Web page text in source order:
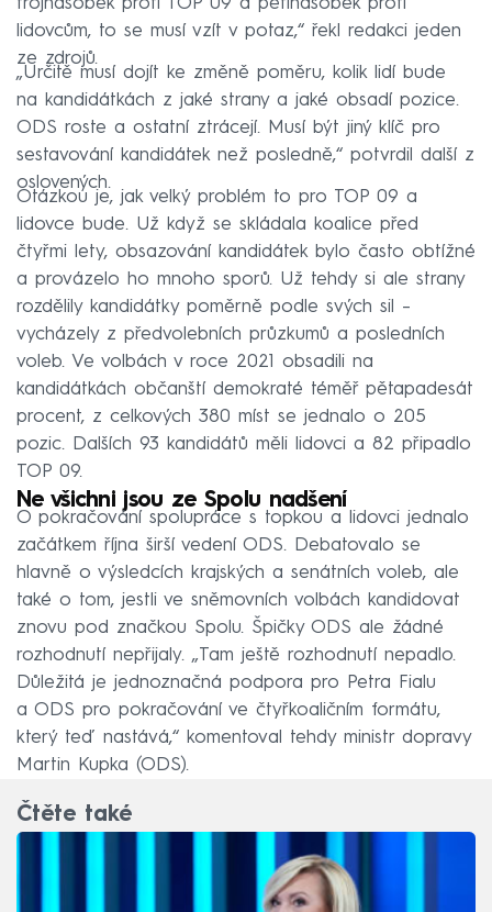
trojnásobek proti TOP 09 a pětinásobek proti
lidovcům, to se musí vzít v potaz,“ řekl redakci jeden
ze zdrojů.
„Určitě musí dojít ke změně poměru, kolik lidí bude
na kandidátkách z jaké strany a jaké obsadí pozice.
ODS roste a ostatní ztrácejí. Musí být jiný klíč pro
sestavování kandidátek než posledně,“ potvrdil další z
oslovených.
Otázkou je, jak velký problém to pro TOP 09 a
lidovce bude. Už když se skládala koalice před
čtyřmi lety, obsazování kandidátek bylo často obtížné
a provázelo ho mnoho sporů. Už tehdy si ale strany
rozdělily kandidátky poměrně podle svých sil –
vycházely z předvolebních průzkumů a posledních
voleb. Ve volbách v roce 2021 obsadili na
kandidátkách občanští demokraté téměř pětapadesát
procent, z celkových 380 míst se jednalo o 205
pozic. Dalších 93 kandidátů měli lidovci a 82 připadlo
TOP 09.
Ne všichni jsou ze Spolu nadšení
O pokračování spolupráce s topkou a lidovci jednalo
začátkem října širší vedení ODS. Debatovalo se
hlavně o výsledcích krajských a senátních voleb, ale
také o tom, jestli ve sněmovních volbách kandidovat
znovu pod značkou Spolu. Špičky ODS ale žádné
rozhodnutí nepřijaly. „Tam ještě rozhodnutí nepadlo.
Důležitá je jednoznačná podpora pro Petra Fialu
a ODS pro pokračování ve čtyřkoaličním formátu,
který teď nastává,“ komentoval tehdy ministr dopravy
Martin Kupka (ODS).
Čtěte také